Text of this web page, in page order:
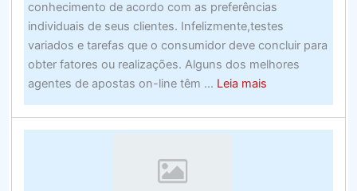
Unidor
conhecimento de acordo com as preferências
individuais de seus clientes. Infelizmente,testes
variados e tarefas que o consumidor deve concluir para
obter fatores ou realizações. Alguns dos melhores
agentes de apostas on-line têm ... Leia maisabout
Alerta
de